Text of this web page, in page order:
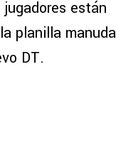
están
planilla manuda
DT.